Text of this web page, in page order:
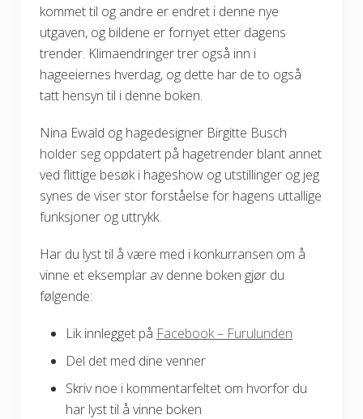
kommet til og andre er endret i denne nye
utgaven, og bildene er fornyet etter dagens
trender. Klimaendringer trer også inn i
hageeiernes hverdag, og dette har de to også
tatt hensyn til i denne boken.
Nina Ewald og hagedesigner Birgitte Busch
holder seg oppdatert på hagetrender blant annet
ved flittige besøk i hageshow og utstillinger og jeg
synes de viser stor forståelse for hagens uttallige
funksjoner og uttrykk.
Har du lyst til å være med i konkurransen om å
vinne et eksemplar av denne boken gjør du
følgende:
Lik innlegget på Facebook – Furulunden
Del det med dine venner
Skriv noe i kommentarfeltet om hvorfor du
har lyst til å vinne boken